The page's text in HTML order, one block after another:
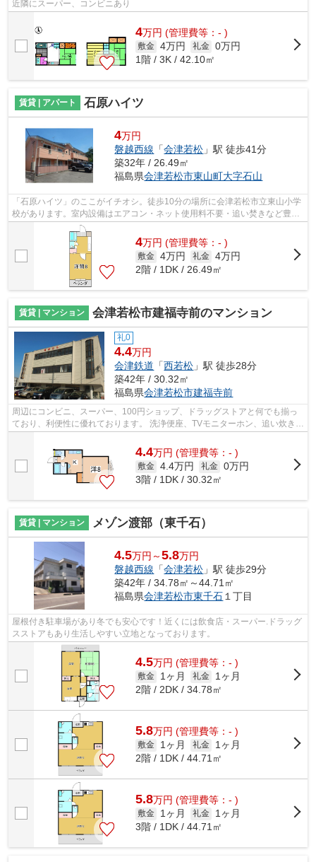
近隣にスーパー、コンビニあり
4万円 (管理費等：- )
敷金 4万円 礼金 0万円
1階 / 3K / 42.10㎡
賃貸 | アパート 石原ハイツ
4万円
磐越西線 「会津若松 」駅 徒歩41分
築32年 / 26.49㎡
福島県会津若松市東山町大字石山
「石原ハイツ」のここがイチオシ。徒歩10分の場所に会津若松市立東山小学
校があります。室内設備はエアコン・ネット使用料不要・追い焚きなど豊富
に揃っており、過ごしやすいお部屋に...
4万円 (管理費等：- )
敷金 4万円 礼金 4万円
2階 / 1DK / 26.49㎡
賃貸 | マンション 会津若松市建福寺前のマンション
礼0
4.4万円
会津鉄道 「西若松 」駅 徒歩28分
築42年 / 30.32㎡
福島県会津若松市建福寺前
周辺にコンビニ、スーパー、100円ショップ、ドラッグストアと何でも揃っ
ており、利便性に優れております。 洗浄便座、TVモニターホン、追い炊き機
能付きの物件となっております。
4.4万円 (管理費等：- )
敷金 4.4万円 礼金 0万円
3階 / 1DK / 30.32㎡
賃貸 | マンション メゾン渡部（東千石）
4.5万円～5.8万円
磐越西線 「会津若松 」駅 徒歩29分
築42年 / 34.78㎡～44.71㎡
福島県会津若松市東千石 １丁目
屋根付き駐車場があり冬でも安心です！近くには飲食店・スーパー.ドラッグ
スストアもあり生活しやすい立地となっております。
4.5万円 (管理費等：- )
敷金 1ヶ月 礼金
1ヶ月
2階 / 2DK / 34.78㎡
5.8万円 (管理費等：- )
敷金 1ヶ月 礼金
1ヶ月
2階 / 1DK / 44.71㎡
5.8万円 (管理費等：- )
敷金 1ヶ月 礼金
1ヶ月
3階 / 1DK / 44.71㎡